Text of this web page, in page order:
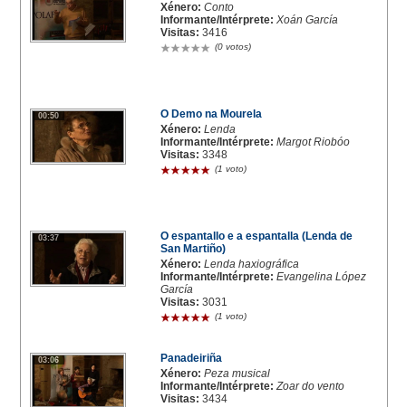
Xénero: Conto
Informante/Intérprete: Xoán García
Visitas: 3416
(0 votos)
00:50
O Demo na Mourela
Xénero: Lenda
Informante/Intérprete: Margot Riobóo
Visitas: 3348
(1 voto)
03:37
O espantallo e a espantalla (Lenda de
San Martiño)
Xénero: Lenda haxiográfica
Informante/Intérprete: Evangelina López
García
Visitas: 3031
(1 voto)
03:06
Panadeiriña
Xénero: Peza musical
Informante/Intérprete: Zoar do vento
Visitas: 3434